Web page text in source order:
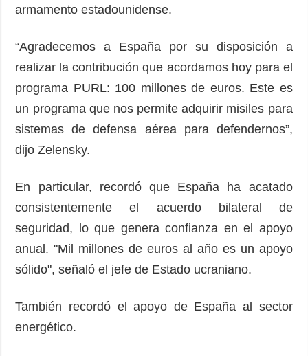
armamento estadounidense.
“Agradecemos a España por su disposición a
realizar la contribución que acordamos hoy para el
programa PURL: 100 millones de euros. Este es
un programa que nos permite adquirir misiles para
sistemas de defensa aérea para defendernos”,
dijo Zelensky.
En particular, recordó que España ha acatado
consistentemente el acuerdo bilateral de
seguridad, lo que genera confianza en el apoyo
anual. "Mil millones de euros al año es un apoyo
sólido", señaló el jefe de Estado ucraniano.
También recordó el apoyo de España al sector
energético.